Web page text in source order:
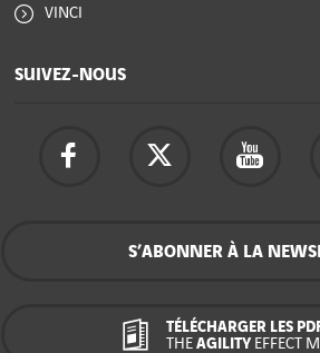
VINCI
SUIVEZ-NOUS
S’ABONNER À LA
TÉLÉCHARGER LES
THE AGILITY EFFECT